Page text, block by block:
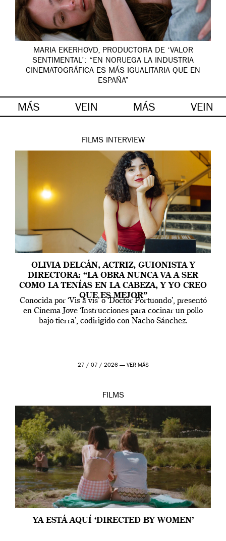
MARIA EKERHOVD, PRODUCTORA DE ‘VALOR
SENTIMENTAL’: “EN NORUEGA LA INDUSTRIA
CINEMATOGRÁFICA ES MÁS IGUALITARIA QUE EN
ESPAÑA”
MÁS VEIN MÁS VEIN
FILMS INTERVIEW
OLIVIA DELCÁN, ACTRIZ, GUIONISTA Y
DIRECTORA: “LA OBRA NUNCA VA A SER
COMO LA TENÍAS EN LA CABEZA, Y YO CREO
QUE ES MEJOR”
Conocida por ‘Vis a vis’ o ‘Doctor Portuondo’, presentó
en Cinema Jove ‘Instrucciones para cocinar un pollo
bajo tierra’, codirigido con Nacho Sánchez.
27 / 07 / 2026 — VER MÁS
FILMS
YA ESTÁ AQUÍ ‘DIRECTED BY WOMEN’